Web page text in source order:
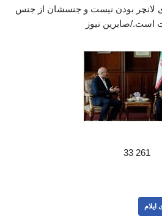
لانچر بودن نیست و جنسشان از جنس
است./صابرین نیوز
261 33
ایلام